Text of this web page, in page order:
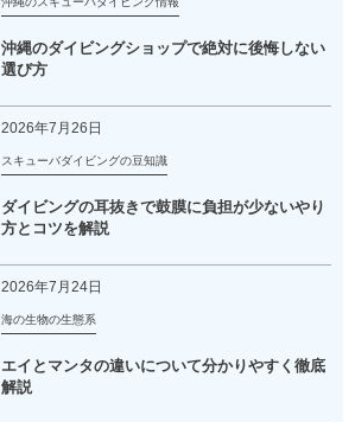
沖縄のダイビングショップで絶対に後悔しない
選び方
2026年7月26日
スキューバダイビングの豆知識
ダイビングの耳抜きで鼓膜に負担が少ないやり
方とコツを解説
2026年7月24日
海の生物の生態系
エイとマンタの違いについて分かりやすく徹底
解説